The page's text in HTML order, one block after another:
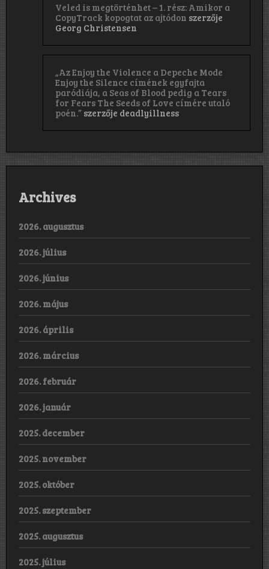
Veled is megtörténhet – 1. rész: Amikor a
CopyTrack kopogtat az ajtódon szerzője
Georg Christensen
„Az Enjoy the Violence a Depeche Mode
Enjoy the Silence címének egyfajta
paródiája, a Seas of Blood pedig a Tears
for Fears The Seeds of Love címére utaló
poén.” szerzője deadlyillness
Archives
2026. augusztus
2026. július
2026. június
2026. május
2026. április
2026. március
2026. február
2026. január
2025. december
2025. november
2025. október
2025. szeptember
2025. augusztus
2025. július